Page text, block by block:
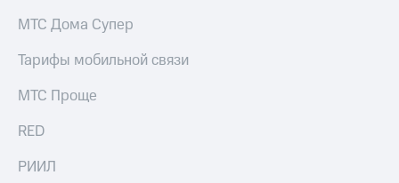
МТС Дома Супер
Тарифы мобильной связи
МТС Проще
RED
РИИЛ